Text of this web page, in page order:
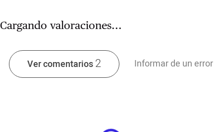
Cargando valoraciones...
Ver comentarios2 Informar de un error